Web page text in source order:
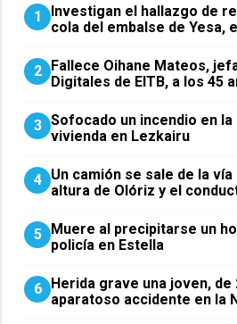
1
Investigan el hallazgo de
cola del embalse de Yesa,
2 Fallece Oihane Mateos,
Digitales de EITB, a los 45
3 Sofocado un incendio en la
vivienda en Lezkairu
4 Un camión se sale de la vía
altura de Olóriz y el
5 Muere al precipitarse un
policía en Estella
6 Herida grave una joven, de
aparatoso accidente en la